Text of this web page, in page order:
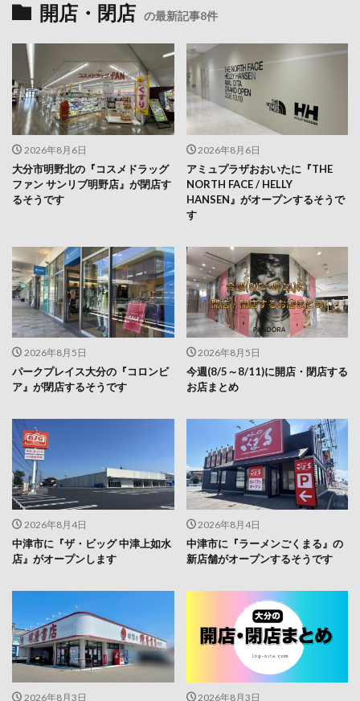
開店・閉店 の最新記事8件
2026年8月6日
大分市明野北の『コスメドラッグ
ファン サンリブ明野店』が閉店す
るそうです
2026年8月6日
アミュプラザおおいたに『THE
NORTH FACE / HELLY
HANSEN』がオープンするそうで
す
2026年8月5日
パークプレイス大分の『コロンビ
ア』が閉店するそうです
2026年8月5日
今週(8/5～8/11)に開店・閉店する
お店まとめ
2026年8月4日
中津市に『ザ・ビッグ 中津上如水
店』がオープンします
2026年8月4日
中津市に『ラーメンごくまる』の
新店舗がオープンするそうです
2026年8月3日 2026年8月3日